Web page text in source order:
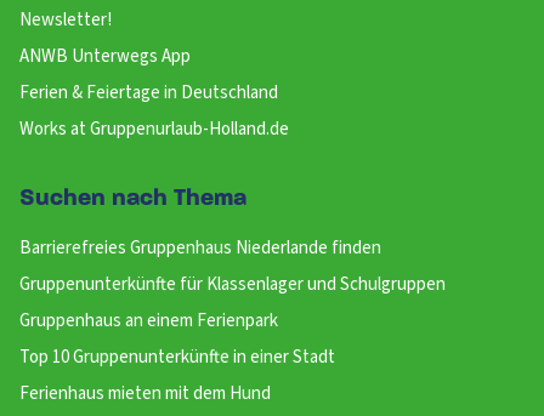
Newsletter!
ANWB Unterwegs App
Ferien & Feiertage in Deutschland
Works at Gruppenurlaub-Holland.de
Suchen nach Thema
Barrierefreies Gruppenhaus Niederlande finden
Gruppenunterkünfte für Klassenlager und Schulgruppen
Gruppenhaus an einem Ferienpark
Top 10 Gruppenunterkünfte in einer Stadt
Ferienhaus mieten mit dem Hund